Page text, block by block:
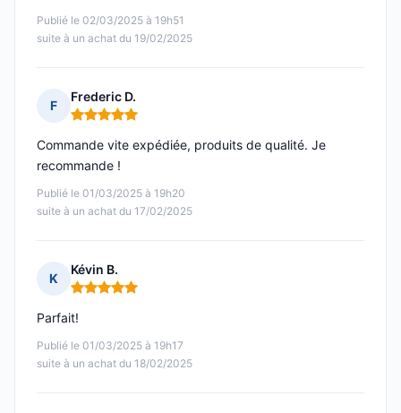
Publié le 02/03/2025 à 19h51
suite à un achat du 19/02/2025
F
Frederic D.
Note : 5 sur 5
Publié le 01/03/2025 à 19h20
suite à un achat du 17/02/2025
Commande vite expédiée, produits de qualité. Je
recommande !
K
Kévin B.
Note : 5 sur 5
Publié le 01/03/2025 à 19h17
suite à un achat du 18/02/2025
Parfait!